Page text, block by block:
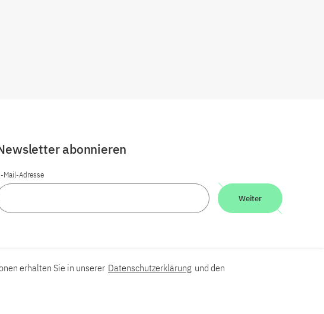
abonnieren
Mail-Adresse
Weiter
erhalten Sie in unserer Datenschutzerklärung und den